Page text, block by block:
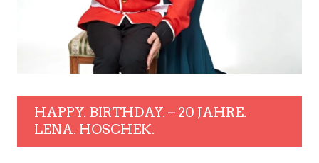
HAPPY. BIRTHDAY. – 20 JAHRE.
LENA. HOSCHEK.